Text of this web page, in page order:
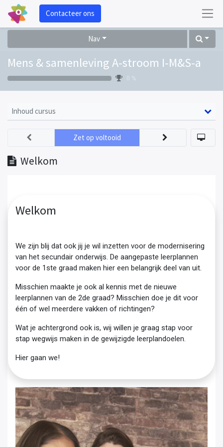
Contacteer ons
Nav
Mens & samenleving A-stroom I-M&S-a
0 %
Inhoud cursus
Welkom
Zet op voltooid
Welkom
We zijn blij dat ook jij je wil inzetten voor de modernisering
van het secundair onderwijs. De aangepaste leerplannen
voor de 1ste graad maken hier een belangrijk deel van uit.
Misschien maakte je ook al kennis met de nieuwe
leerplannen van de 2de graad? Misschien doe je dit voor
één of wel meerdere vakken of richtingen?
Wat je achtergrond ook is, wij willen je graag stap voor
stap wegwijs maken in de gewijzigde leerplandoelen.
Hier gaan we!